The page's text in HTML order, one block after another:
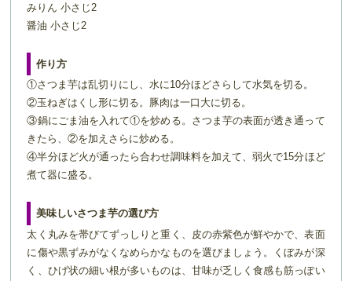
みりん 小さじ2
醤油 小さじ2
作り方
①さつま芋は乱切りにし、水に10分ほどさらして水気を切る。
②玉ねぎはくし形に切る。豚肉は一口大に切る。
③鍋にごま油を入れて①を炒める。さつま芋の表面が透き通って
きたら、②を加えさらに炒める。
④半分ほど火が通ったら合わせ調味料を加えて、弱火で15分ほど
煮て器に盛る。
美味しいさつま芋の選び方
太く丸みを帯びてずっしりと重く、皮の赤紫色が鮮やかで、表面
に傷や黒ずみがなくなめらかなものを選びましょう。くぼみが深
く、ひげ状の細い根が多いものは、甘味が乏しく食感も筋っぽい